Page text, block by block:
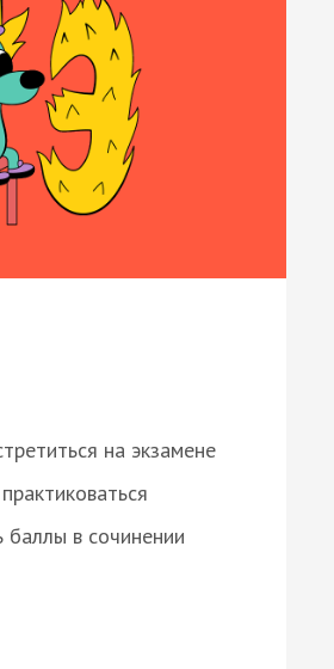
на экзамене
в сочинении